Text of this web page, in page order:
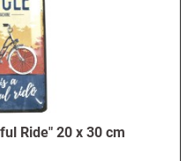
Ride" 20 x 30 cm